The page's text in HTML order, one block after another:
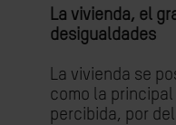
La vivienda, el
desigualdades
La vivienda se
como la
percibida, por